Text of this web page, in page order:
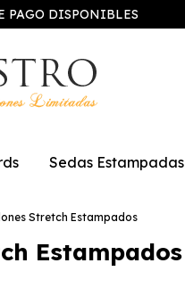
PAGO DISPONIBLES
Sedas Estampadas
Stretch Estampados
Estampados